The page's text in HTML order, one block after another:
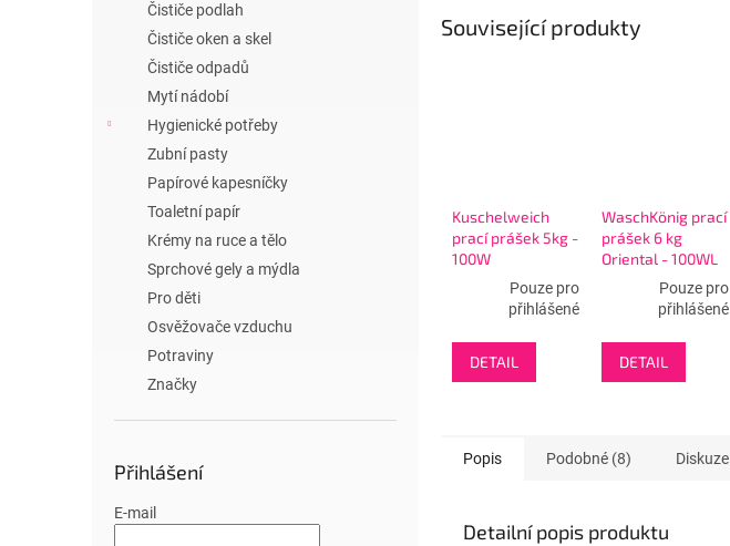
Čističe podlah
Čističe oken a skel
Čističe odpadů
Mytí nádobí
Hygienické potřeby
Zubní pasty
Papírové kapesníčky
Toaletní papír
Krémy na ruce a tělo
Sprchové gely a mýdla
Pro děti
Osvěžovače vzduchu
Potraviny
Značky
Přihlášení
E-mail
Související produkty
Kuschelweich
prací prášek 5kg -
100W
Sommerwind
Universal - modrý
Pouze pro
přihlášené
DETAIL
WaschKönig prací
prášek 6 kg
Oriental - 100WL
Pouze pro
přihlášené
DETAIL
Popis Podobné (8) Diskuze
Detailní popis produktu